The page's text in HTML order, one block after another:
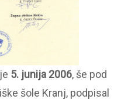
5. junija 2006, še pod
šole Kranj, podpisal